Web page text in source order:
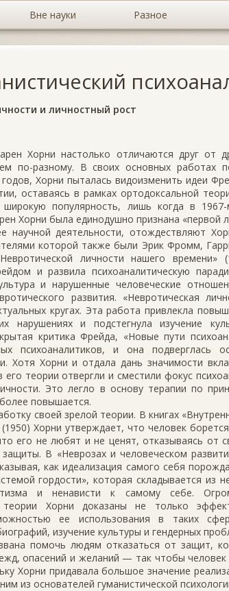
Вне науки Разное
и личностный рост
Хорни настолько отличаются друг от
по-разному. В своих основных работах
Хорни пыталась видоизменить идеи
оставаясь в рамках ортодоксальной
популярность, лишь когда в
Хорни была единодушно признана «первой
научной деятельности, отождествляют
которой также были Эрик Фромм,
личности нашего времени»
и развила психоаналитическую
и нарушенные человеческие
развития. «Невротическая
кругах. Эта работа привлекла
нарушениях и подстегнула изучение
критика Фрейда, «Новые пути
психоаналитиков, и она подверглась
Хотя Хорни и отдала дань значимости
теории отвергли и сместили фокус
Это легло в основу терапии по
повышается.
своей зрелой теории. В книгах
Хорни утверждает, что человек
его не любят и не ценят, отказываясь от
В «Неврозах и человеческом
как идеализация самого себя
гордости», которая складывается из
и ненависти к самому себе.
Хорни доказаны не только
ее использования в таких
изучение культуры и гендерных
помочь людям отказаться от защит,
опасений и желаний — так чтобы человек
Хорни придавала большое значение
из основателей гуманистической